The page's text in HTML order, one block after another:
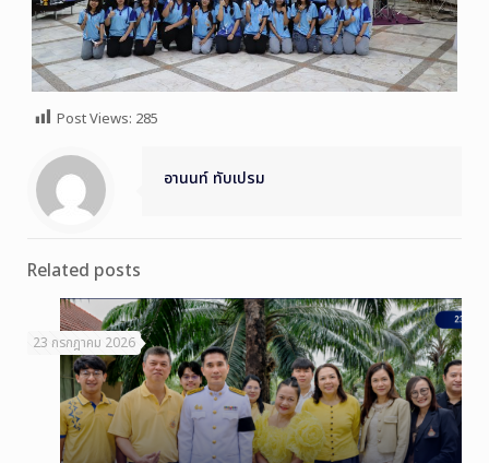
Post Views: 285
อานนท์ ทับเปรม
Related posts
23 กรกฎาคม 2026